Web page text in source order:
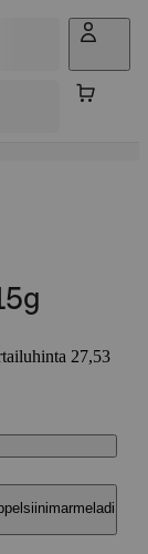
27,53